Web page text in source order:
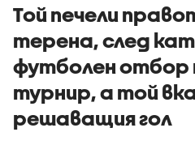
Той печели
терена, след
футболен отбор
турнир, а той
решаващия гол